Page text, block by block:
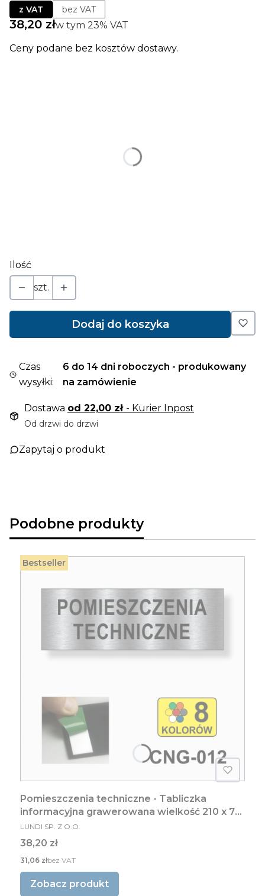
z VAT bez VAT
Cena
38,20 złw tym 23% VAT
w tym 23% VAT
Ceny podane bez kosztów dostawy.
Ilość
szt.
Dodaj do koszyka
Czas
wysyłki:
6 do 14 dni roboczych - produkowany
na zamówienie
Dostawa od 22,00 zł - Kurier Inpost
Od drzwi do drzwi
Zapytaj o produkt
Podobne produkty
Bestseller
Pomieszczenia techniczne - Tabliczka
informacyjna grawerowana wielkość 210 x 70
mm
PRODUCENT
LUNDI SP. Z O.O.
Cena
38,20 zł
Cena
31,06 złbez VAT
Zobacz produkt